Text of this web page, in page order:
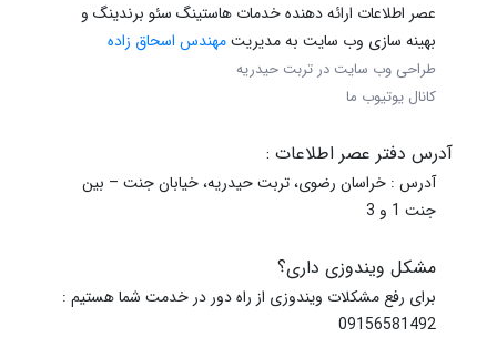
عصر اطلاعات ارائه دهنده خدمات هاستینگ سئو برندینگ و
بهینه سازی وب سایت به مدیریتمهندس اسحاق زاده
طراحی وب سایت در تربت حیدریه
کانال یوتیوب ما
آدرس دفتر عصر اطلاعات :
آدرس : خراسان رضوی، تربت حیدریه، خیابان جنت – بین
جنت 1 و 3
مشکل ویندوزی داری؟
برای رفع مشکلات ویندوزی از راه دور در خدمت شما هستیم :
09156581492